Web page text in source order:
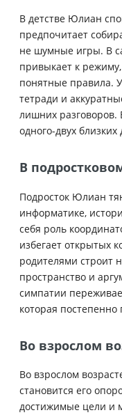
В детстве Юлиан
предпочитает
не шумные игры. В
привыкает к
понятные правила.
тетради и
лишних
одного-двух
В
Подросток Юлиан
информатике,
себя роль
избегает открытых
родителями строит
пространство и
симпатии
которая
Во взрослом
Во взрослом
становится его
достижимые цели и